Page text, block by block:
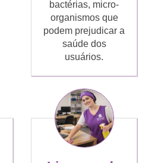
bactérias, micro-
organismos que
podem prejudicar a
saúde dos
usuários.